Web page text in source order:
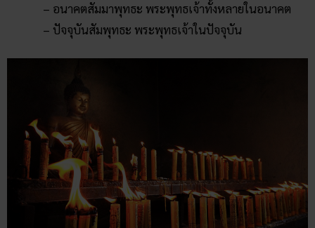
– อนาคตสัมมาพุทธะ พระพุทธเจ้าทั้งหลายในอนาคต
– ปัจจุบันสัมพุทธะ พระพุทธเจ้าในปัจจุบัน